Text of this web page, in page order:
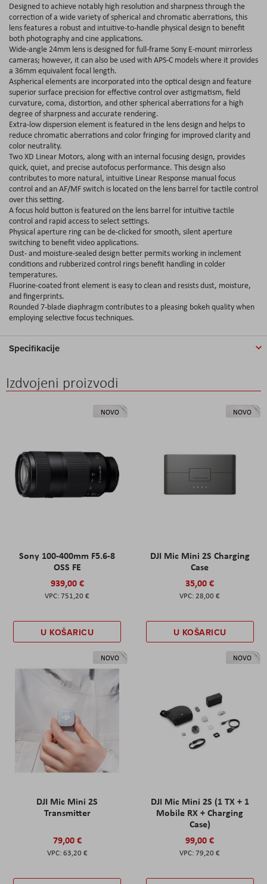
Designed to achieve notably high resolution and sharpness through the
correction of a wide variety of spherical and chromatic aberrations, this
lens features a robust and intuitive-to-handle physical design to benefit
both photography and cine applications.
Wide-angle 24mm lens is designed for full-frame Sony E-mount mirrorless
cameras; however, it can also be used with APS-C models where it provides
a 36mm equivalent focal length.
Aspherical elements are incorporated into the optical design and feature
superior surface precision for effective control over astigmatism, field
curvature, coma, distortion, and other spherical aberrations for a high
degree of sharpness and accurate rendering.
Extra-low dispersion element is featured in the lens design and helps to
reduce chromatic aberrations and color fringing for improved clarity and
color neutrality.
Two XD Linear Motors, along with an internal focusing design, provides
quick, quiet, and precise autofocus performance. This design also
contributes to more natural, intuitive Linear Response manual focus
control and an AF/MF switch is located on the lens barrel for tactile control
over this setting.
A focus hold button is featured on the lens barrel for intuitive tactile
control and rapid access to select settings.
Physical aperture ring can be de-clicked for smooth, silent aperture
switching to benefit video applications.
Dust- and moisture-sealed design better permits working in inclement
conditions and rubberized control rings benefit handling in colder
temperatures.
Fluorine-coated front element is easy to clean and resists dust, moisture,
and fingerprints.
Rounded 7-blade diaphragm contributes to a pleasing bokeh quality when
employing selective focus techniques.
Specifikacije
Izdvojeni proizvodi
NOVO
Sony 100-400mm F5.6-8
OSS FE
939,00 €
751,20 €
U KOŠARICU
NOVO
DJI Mic Mini 2S Charging
Case
35,00 €
28,00 €
U KOŠARICU
NOVO
DJI Mic Mini 2S
Transmitter
79,00 €
63,20 €
NOVO
DJI Mic Mini 2S (1 TX + 1
Mobile RX + Charging
Case)
99,00 €
79,20 €